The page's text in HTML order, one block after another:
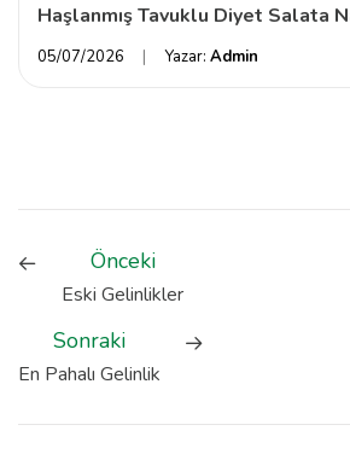
Haşlanmış Tavuklu Diyet Salata
05/07/2026 Yazar: Admin
Önceki
Eski Gelinlikler
Sonraki
En Pahalı Gelinlik